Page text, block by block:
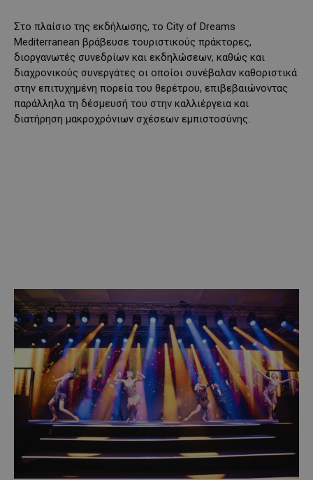
Στο πλαίσιο της εκδήλωσης, το City of Dreams
Mediterranean βράβευσε τουριστικούς πράκτορες,
διοργανωτές συνεδρίων και εκδηλώσεων, καθώς και
διαχρονικούς συνεργάτες οι οποίοι συνέβαλαν καθοριστικά
στην επιτυχημένη πορεία του θερέτρου, επιβεβαιώνοντας
παράλληλα τη δέσμευσή του στην καλλιέργεια και
διατήρηση μακροχρόνιων σχέσεων εμπιστοσύνης.